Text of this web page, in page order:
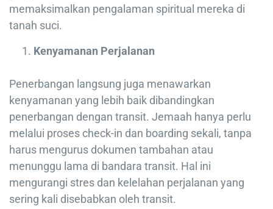
memaksimalkan pengalaman spiritual mereka di
tanah suci.
Kenyamanan Perjalanan
Penerbangan langsung juga menawarkan
kenyamanan yang lebih baik dibandingkan
penerbangan dengan transit. Jemaah hanya perlu
melalui proses check-in dan boarding sekali, tanpa
harus mengurus dokumen tambahan atau
menunggu lama di bandara transit. Hal ini
mengurangi stres dan kelelahan perjalanan yang
sering kali disebabkan oleh transit.